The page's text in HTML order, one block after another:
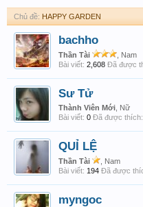
Chủ đề: HAPPY GARDEN
bachho
Thần Tài
, Nam
Bài viết: 2,608 Đã được
Sư Tử
Thành Viên Mới , Nữ
Bài viết: 0 Đã được thích:
QUỈ LỆ
Thần Tài
, Nam
Bài viết: 194 Đã được
myngoc